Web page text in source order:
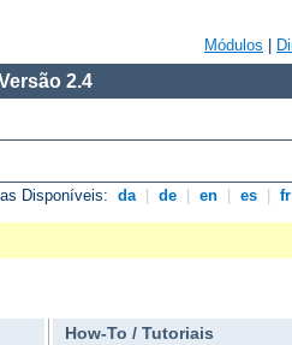
Módulos
2.4
Disponíveis: da de en es fr
How-To / Tutoriais